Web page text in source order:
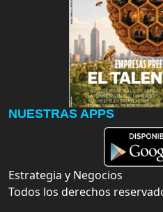
NUESTRAS APPS
Estrategia y Negocios
Todos los derechos